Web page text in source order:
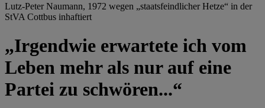
Lutz-Peter Naumann, 1972 wegen „staatsfeindlicher Hetze“ in der
StVA Cottbus inhaftiert
„Irgendwie erwartete ich vom
Leben mehr als nur auf eine
Partei zu schwören...“